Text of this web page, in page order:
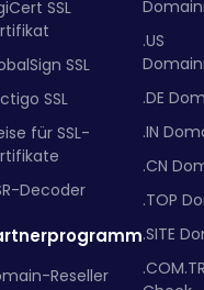
SSL
SSL
SSL
für SSL-
Decoder
Reseller
.US
.DE
.IN
.CN
.TOP
.SITE